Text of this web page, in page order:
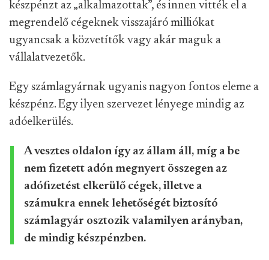
készpénzt az „alkalmazottak”, és innen vitték el a
megrendelő cégeknek visszajáró milliókat
ugyancsak a közvetítők vagy akár maguk a
vállalatvezetők.
Egy számlagyárnak ugyanis nagyon fontos eleme a
készpénz. Egy ilyen szervezet lényege mindig az
adóelkerülés.
A vesztes oldalon így az állam áll, míg a be
nem fizetett adón megnyert összegen az
adófizetést elkerülő cégek, illetve a
számukra ennek lehetőségét biztosító
számlagyár osztozik valamilyen arányban,
de mindig készpénzben.